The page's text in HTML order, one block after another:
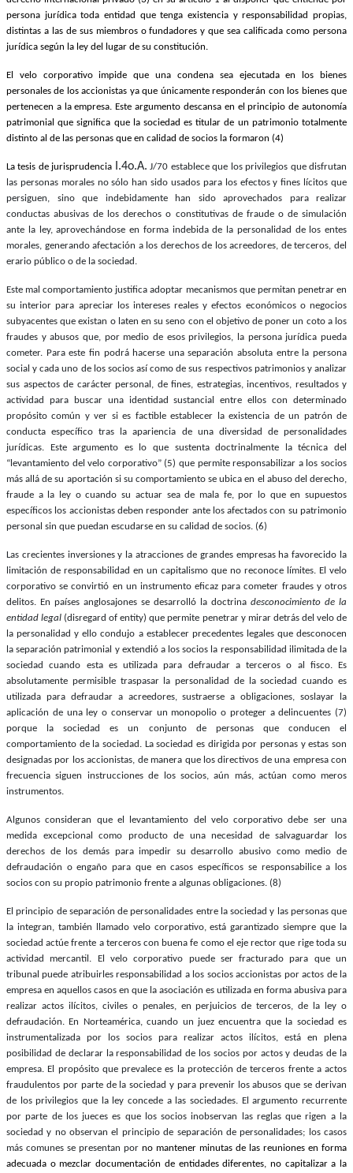
Telegram
Bluesky
Threads
persona jurídica toda entidad que tenga existencia y responsabilidad propias,
distintas a las de sus miembros o fundadores y que sea calificada como persona
jurídica según la ley del lugar de su constitución.
El velo corporativo impide que una condena sea ejecutada en los bienes
personales de los accionistas ya que únicamente responderán con los bienes que
pertenecen a la empresa. Este argumento descansa en el principio de autonomía
patrimonial que significa que la sociedad es titular de un patrimonio totalmente
distinto al de las personas que en calidad de socios la formaron (4)
La tesis de jurisprudencia I.4o.A. J/70 establece que los privilegios que disfrutan
las personas morales no sólo han sido usados para los efectos y fines lícitos que
persiguen, sino que indebidamente han sido aprovechados para realizar
conductas abusivas de los derechos o constitutivas de fraude o de simulación
ante la ley, aprovechándose en forma indebida de la personalidad de los entes
morales, generando afectación a los derechos de los acreedores, de terceros, del
erario público o de la sociedad.
Este mal comportamiento justifica adoptar mecanismos que permitan penetrar en
su interior para apreciar los intereses reales y efectos económicos o negocios
subyacentes que existan o laten en su seno con el objetivo de poner un coto a los
fraudes y abusos que, por medio de esos privilegios, la persona jurídica pueda
cometer. Para este fin podrá hacerse una separación absoluta entre la persona
social y cada uno de los socios así como de sus respectivos patrimonios y analizar
sus aspectos de carácter personal, de fines, estrategias, incentivos, resultados y
actividad para buscar una identidad sustancial entre ellos con determinado
propósito común y ver si es factible establecer la existencia de un patrón de
conducta específico tras la apariencia de una diversidad de personalidades
jurídicas. Este argumento es lo que sustenta doctrinalmente la técnica del
“levantamiento del velo corporativo” (5) que permite responsabilizar a los socios
más allá de su aportación si su comportamiento se ubica en el abuso del derecho,
fraude a la ley o cuando su actuar sea de mala fe, por lo que en supuestos
específicos los accionistas deben responder ante los afectados con su patrimonio
personal sin que puedan escudarse en su calidad de socios. (6)
Las crecientes inversiones y la atracciones de grandes empresas ha favorecido la
limitación de responsabilidad en un capitalismo que no reconoce límites. El velo
corporativo se convirtió en un instrumento eficaz para cometer fraudes y otros
delitos. En países anglosajones se desarrolló la doctrina desconocimiento de la
entidad legal (disregard of entity) que permite penetrar y mirar detrás del velo de
la personalidad y ello condujo a establecer precedentes legales que desconocen
la separación patrimonial y extendió a los socios la responsabilidad ilimitada de la
sociedad cuando esta es utilizada para defraudar a terceros o al fisco. Es
absolutamente permisible traspasar la personalidad de la sociedad cuando es
utilizada para defraudar a acreedores, sustraerse a obligaciones, soslayar la
aplicación de una ley o conservar un monopolio o proteger a delincuentes (7)
porque la sociedad es un conjunto de personas que conducen el
comportamiento de la sociedad. La sociedad es dirigida por personas y estas son
designadas por los accionistas, de manera que los directivos de una empresa con
frecuencia siguen instrucciones de los socios, aún más, actúan como meros
instrumentos.
Algunos consideran que el levantamiento del velo corporativo debe ser una
medida excepcional como producto de una necesidad de salvaguardar los
derechos de los demás para impedir su desarrollo abusivo como medio de
defraudación o engaño para que en casos específicos se responsabilice a los
socios con su propio patrimonio frente a algunas obligaciones. (8)
El principio de separación de personalidades entre la sociedad y las personas que
la integran, también llamado velo corporativo, está garantizado siempre que la
sociedad actúe frente a terceros con buena fe como el eje rector que rige toda su
actividad mercantil. El velo corporativo puede ser fracturado para que un
tribunal puede atribuirles responsabilidad a los socios accionistas por actos de la
empresa en aquellos casos en que la asociación es utilizada en forma abusiva para
realizar actos ilícitos, civiles o penales, en perjuicios de terceros, de la ley o
defraudación. En Norteamérica, cuando un juez encuentra que la sociedad es
instrumentalizada por los socios para realizar actos ilícitos, está en plena
posibilidad de declarar la responsabilidad de los socios por actos y deudas de la
empresa. El propósito que prevalece es la protección de terceros frente a actos
fraudulentos por parte de la sociedad y para prevenir los abusos que se derivan
de los privilegios que la ley concede a las sociedades. El argumento recurrente
por parte de los jueces es que los socios inobservan las reglas que rigen a la
sociedad y no observan el principio de separación de personalidades; los casos
más comunes se presentan por no mantener minutas de las reuniones en forma
adecuada o mezclar documentación de entidades diferentes, no capitalizar a la